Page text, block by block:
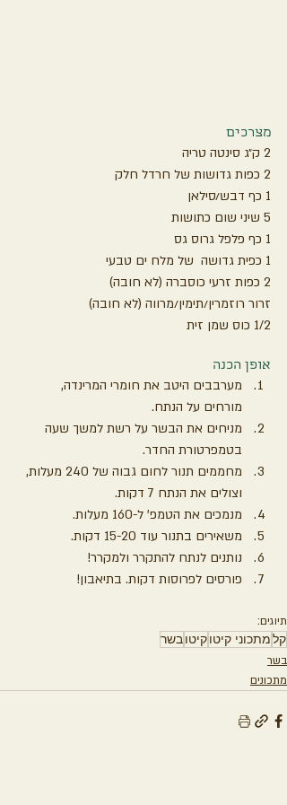
מצרכים
2 ק״ג סינטה טריה
2 כפות גדושות של חרדל חלק
1 כף דבש/סילאן
5 שיני שום כתושות
1 כף פלפל גרוס גס
1 כפית גדושה  של מלח ים טבעי
2 כפות זרעי כוסברה (לא חובה)
זרור רוזמרין/תימין/מרווה (לא חובה)
1/2 כוס שמן זית
אופן הכנה
מערבבים היטב את חומרי המרינדה,
מורחים על הנתח.
מניחים את הבשר על רשת למשך שעה
בטמפרטורת החדר.
מחממים תנור לחום גבוה של 240 מעלות,
וצולים את הנתח 7 דקות.
מנמכים את הטמפ' ל-160 מעלות.
משאירים בתנור עוד 15-20 דקות.
נותנים לנתח להתקרר ולמקרר!
פורסים לפרוסות דקות. בתיאבון!
תיוגים:
קלמתכוני קיטוקיטובשר
בשר
מתכונים